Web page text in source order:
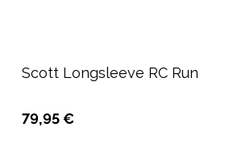
Scott Longsleeve RC Run
79,95 €